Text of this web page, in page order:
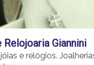
Giannini
e relógios.